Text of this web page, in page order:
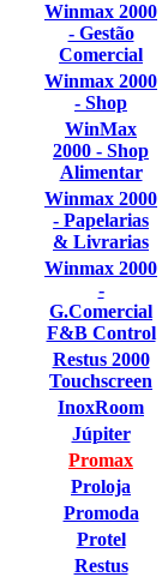
Winmax 2000
- Gestão
Comercial
Winmax 2000
- Shop
WinMax
2000 - Shop
Alimentar
Winmax 2000
- Papelarias
& Livrarias
Winmax 2000
-
G.Comercial
F&B Control
Restus 2000
Touchscreen
InoxRoom
Júpiter
Promax
Proloja
Promoda
Protel
Restus